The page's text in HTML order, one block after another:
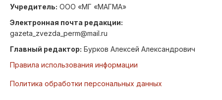
Учредитель: ООО «МГ «МАГМА»
Электронная почта редакции:
gazeta_zvezda_perm@mail.ru
Главный редактор: Бурков Алексей Александрович
Правила использования информации
Политика обработки персональных данных